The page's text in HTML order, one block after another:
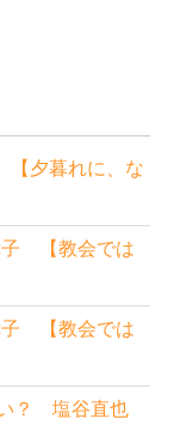
夕暮れに、な
【教会では
【教会では
い？ 塩谷直也